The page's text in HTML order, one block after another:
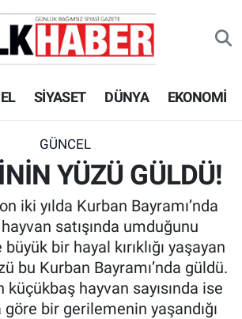
SİYASET DÜNYA EKONOMİ
GÜNCEL
YÜZÜ GÜLDÜ!
iki yılda Kurban Bayramı’nda
satışında umduğunu
bir hayal kırıklığı yaşayan
bu Kurban Bayramı’nda güldü.
hayvan sayısında ise
göre bir gerilemenin yaşandığı
Durumu
Yoğunluk Haritası
Durumu ve Fikstür